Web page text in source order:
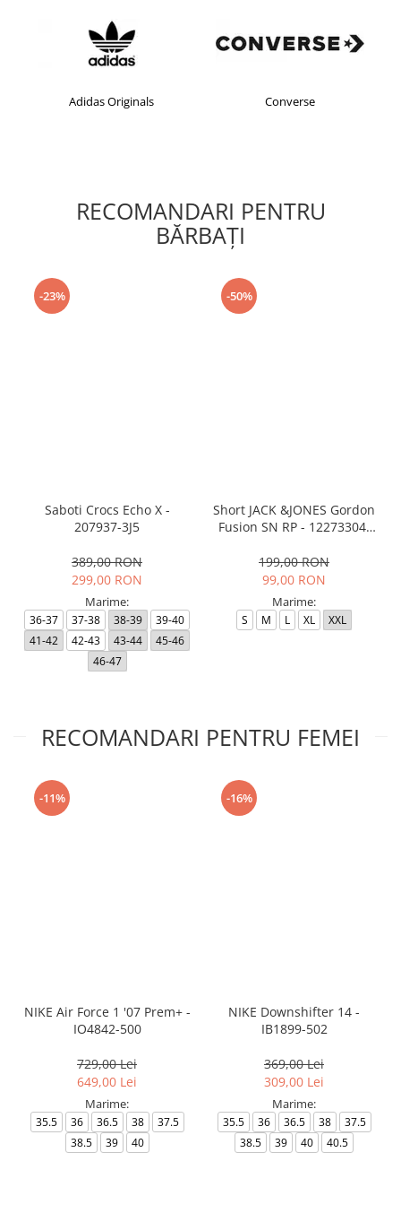
Adidas Originals Converse
RECOMANDARI PENTRU
BĂRBAŢI
-23%
Saboti Crocs Echo X -
207937-3J5
389,00 RON
299,00 RON
Marime:
36-37 37-38 38-39
39-40
41-42
42-43 43-44
45-46
46-47
-50%
Short JACK &JONES Gordon
Fusion SN RP - 12273304-
199,00 RON
99,00 RON
Marime:
S M L XL XXL
RECOMANDARI PENTRU FEMEI
-11%
NIKE Air Force 1 '07 Prem+ -
IO4842-500
729,00 Lei
649,00 Lei
Marime:
35.5 36 36.5 38
37.5
38.5
39 40
-16%
NIKE Downshifter 14 -
IB1899-502
369,00 Lei
309,00 Lei
Marime:
35.5 36 36.5 38
37.5
38.5
39 40 40.5